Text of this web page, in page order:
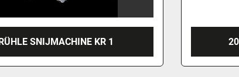
2026 RÜHLE SNIJMACHINE GR 50